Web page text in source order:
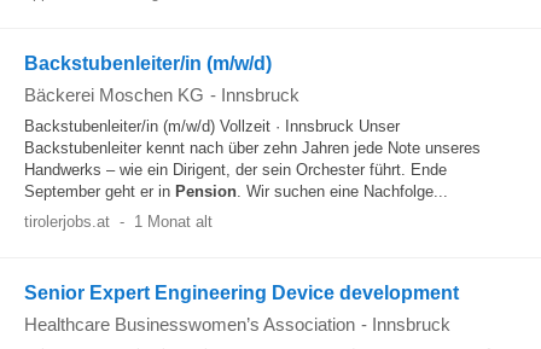
Backstubenleiter/in (m/w/d)
Bäckerei Moschen KG - Innsbruck
Backstubenleiter/in (m/w/d) Vollzeit · Innsbruck Unser
Backstubenleiter kennt nach über zehn Jahren jede Note unseres
Handwerks – wie ein Dirigent, der sein Orchester führt. Ende
September geht er in Pension. Wir suchen eine Nachfolge...
tirolerjobs.at - 1 Monat alt
Senior Expert Engineering Device development
Healthcare Businesswomen’s Association - Innsbruck